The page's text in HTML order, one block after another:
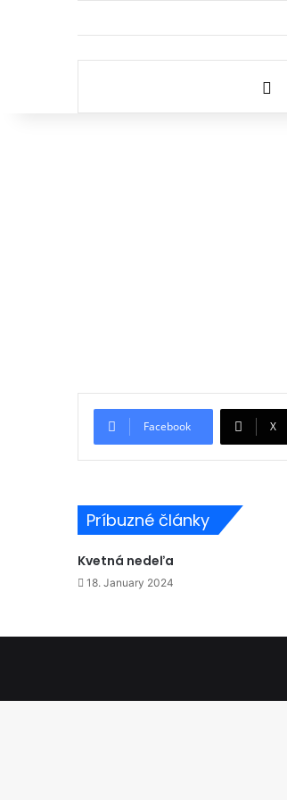
Facebook X
Príbuzné články
Kvetná nedeľa
18. January 2024